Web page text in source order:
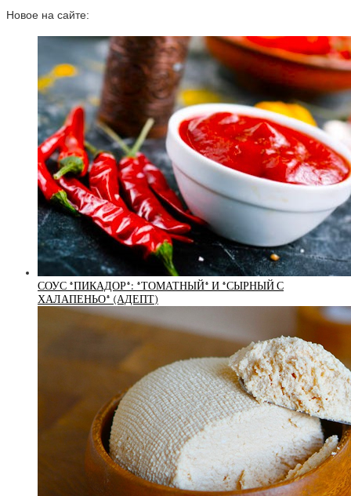
Новое на сайте:
СОУС *ПИКАДОР*: *ТОМАТНЫЙ* И *СЫРНЫЙ С
ХАЛАПЕНЬО* (АДЕПТ)